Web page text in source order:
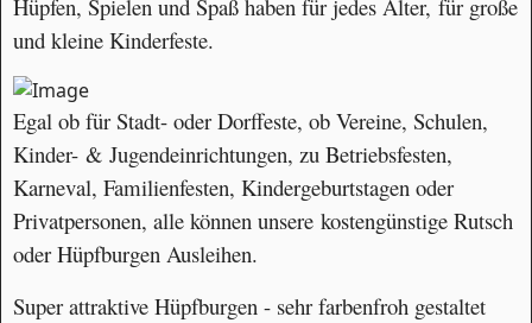
Hüpfen, Spielen und Spaß haben für jedes Alter, für große
und kleine Kinderfeste.
Egal ob für Stadt- oder Dorffeste, ob Vereine, Schulen,
Kinder- & Jugendeinrichtungen, zu Betriebsfesten,
Karneval, Familienfesten, Kindergeburtstagen oder
Privatpersonen, alle können unsere kostengünstige Rutsch
oder Hüpfburgen Ausleihen.
Super attraktive Hüpfburgen - sehr farbenfroh gestaltet